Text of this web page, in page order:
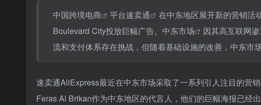
中国跨境电商 平台速卖通 在中东地区展开新的营销活
Boulevard City投放巨幅广告。 中东市场 因其高互联网
流和支付体系存在挑战，但随着基础设施的改善，中东市
速卖通AliExpress最近在中东市场采取了一系列引人注目的营
Feras Al Brikan作为中东地区的代言人，他们的巨幅海报已经